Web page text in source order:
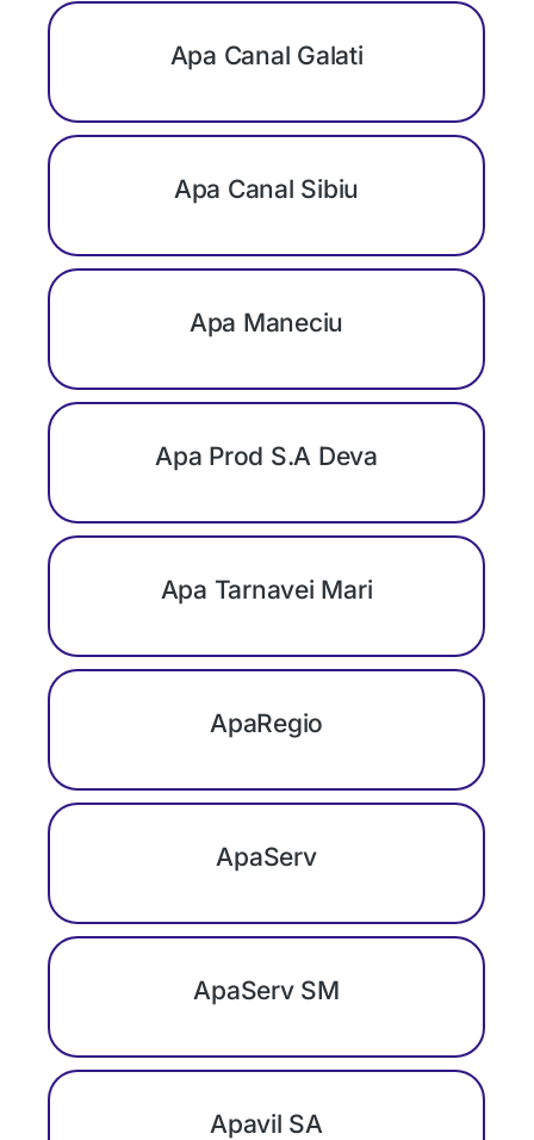
Apa Canal Galati
Apa Canal Sibiu
Apa Maneciu
Apa Prod S.A Deva
Apa Tarnavei Mari
ApaRegio
ApaServ
ApaServ SM
Apavil SA